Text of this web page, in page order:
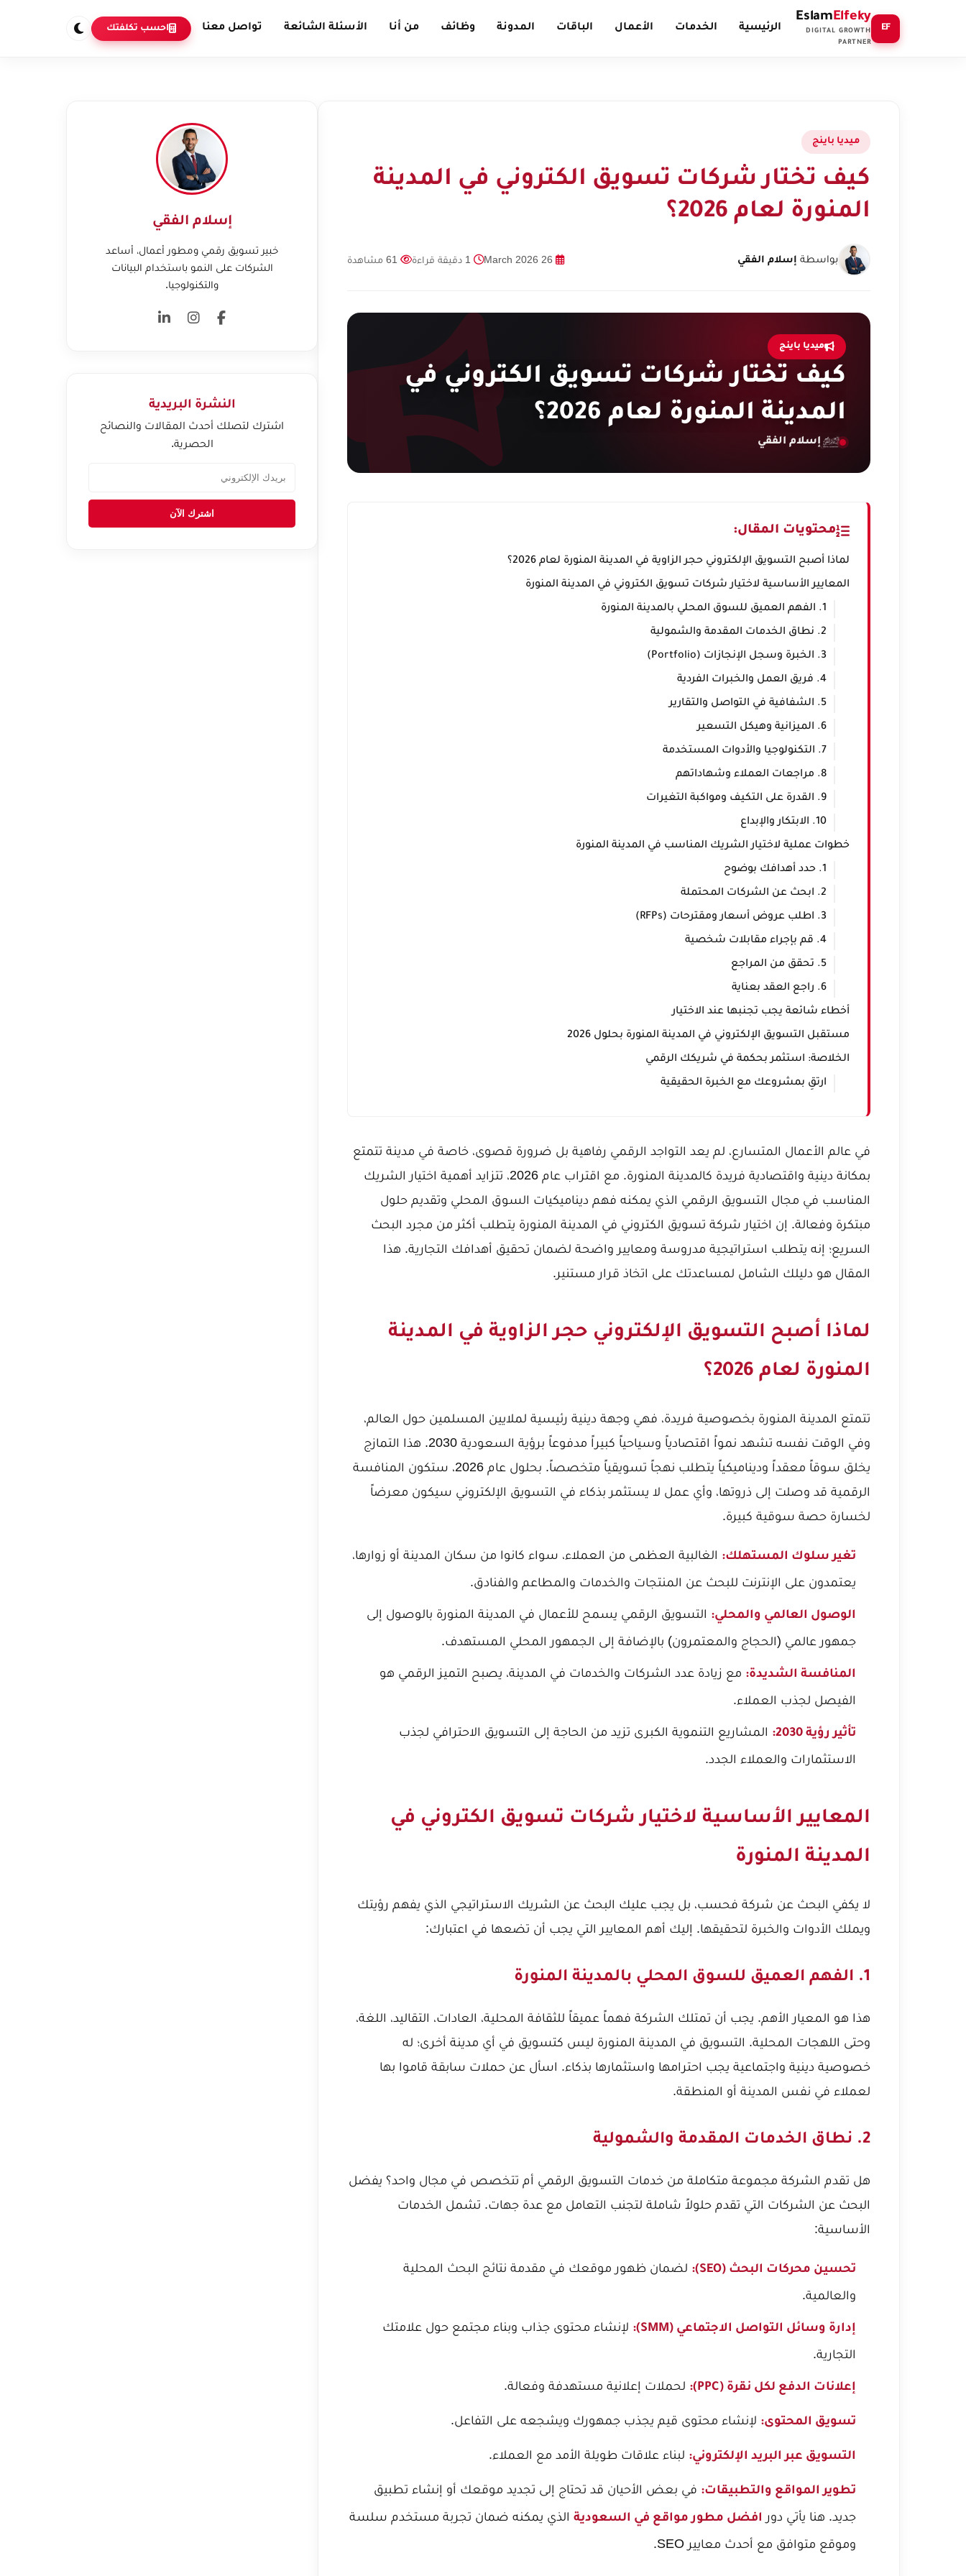
EF
EslamElfeky
DIGITAL GROWTH
PARTNER
الرئيسية الخدمات الأعمال الباقات المدونة وظائف من أنا الأسئلة الشائعة تواصل معنا احسب تكلفتك
ميديا باينج
كيف تختار شركات تسويق الكتروني في المدينة
المنورة لعام 2026؟
بواسطة إسلام الفقي
ميديا باينج
كيف تختار شركات تسويق الكتروني في
المدينة المنورة لعام 2026؟
إسلام الفقي
محتويات المقال:
لماذا أصبح التسويق الإلكتروني حجر الزاوية في المدينة المنورة لعام 2026؟
المعايير الأساسية لاختيار شركات تسويق الكتروني في المدينة المنورة
1. الفهم العميق للسوق المحلي بالمدينة المنورة
2. نطاق الخدمات المقدمة والشمولية
3. الخبرة وسجل الإنجازات (Portfolio)
4. فريق العمل والخبرات الفردية
5. الشفافية في التواصل والتقارير
6. الميزانية وهيكل التسعير
7. التكنولوجيا والأدوات المستخدمة
8. مراجعات العملاء وشهاداتهم
9. القدرة على التكيف ومواكبة التغيرات
10. الابتكار والإبداع
خطوات عملية لاختيار الشريك المناسب في المدينة المنورة
1. حدد أهدافك بوضوح
2. ابحث عن الشركات المحتملة
3. اطلب عروض أسعار ومقترحات (RFPs)
4. قم بإجراء مقابلات شخصية
5. تحقق من المراجع
6. راجع العقد بعناية
أخطاء شائعة يجب تجنبها عند الاختيار
مستقبل التسويق الإلكتروني في المدينة المنورة بحلول 2026
الخلاصة: استثمر بحكمة في شريكك الرقمي
ارتقِ بمشروعك مع الخبرة الحقيقية
في عالم الأعمال المتسارع، لم يعد التواجد الرقمي رفاهية بل ضرورة قصوى، خاصة في مدينة تتمتع
بمكانة دينية واقتصادية فريدة كالمدينة المنورة. مع اقتراب عام 2026، تتزايد أهمية اختيار الشريك
المناسب في مجال التسويق الرقمي الذي يمكنه فهم ديناميكيات السوق المحلي وتقديم حلول
مبتكرة وفعالة. إن اختيار شركة تسويق الكتروني في المدينة المنورة يتطلب أكثر من مجرد البحث
السريع؛ إنه يتطلب استراتيجية مدروسة ومعايير واضحة لضمان تحقيق أهدافك التجارية. هذا
المقال هو دليلك الشامل لمساعدتك على اتخاذ قرار مستنير.
لماذا أصبح التسويق الإلكتروني حجر الزاوية في المدينة
المنورة لعام 2026؟
تتمتع المدينة المنورة بخصوصية فريدة، فهي وجهة دينية رئيسية لملايين المسلمين حول العالم،
وفي الوقت نفسه تشهد نمواً اقتصادياً وسياحياً كبيراً مدفوعاً برؤية السعودية 2030. هذا التمازج
يخلق سوقاً معقداً وديناميكياً يتطلب نهجاً تسويقياً متخصصاً. بحلول عام 2026، ستكون المنافسة
الرقمية قد وصلت إلى ذروتها، وأي عمل لا يستثمر بذكاء في التسويق الإلكتروني سيكون معرضاً
لخسارة حصة سوقية كبيرة.
تغير سلوك المستهلك: الغالبية العظمى من العملاء، سواء كانوا من سكان المدينة أو زوارها،
يعتمدون على الإنترنت للبحث عن المنتجات والخدمات والمطاعم والفنادق.
الوصول العالمي والمحلي: التسويق الرقمي يسمح للأعمال في المدينة المنورة بالوصول إلى
جمهور عالمي (الحجاج والمعتمرون) بالإضافة إلى الجمهور المحلي المستهدف.
المنافسة الشديدة: مع زيادة عدد الشركات والخدمات في المدينة، يصبح التميز الرقمي هو
الفيصل لجذب العملاء.
تأثير رؤية 2030:
المشاريع التنموية الكبرى تزيد من الحاجة إلى التسويق الاحترافي لجذب
الاستثمارات والعملاء الجدد.
المعايير الأساسية لاختيار شركات تسويق الكتروني في
المدينة المنورة
لا يكفي البحث عن شركة فحسب، بل يجب عليك البحث عن الشريك الاستراتيجي الذي يفهم رؤيتك
ويملك الأدوات والخبرة لتحقيقها. إليك أهم المعايير التي يجب أن تضعها في اعتبارك:
1. الفهم العميق للسوق المحلي بالمدينة المنورة
هذا هو المعيار الأهم. يجب أن تمتلك الشركة فهماً عميقاً للثقافة المحلية، العادات، التقاليد، اللغة،
وحتى اللهجات المحلية. التسويق في المدينة المنورة ليس كتسويق في أي مدينة أخرى؛ له
خصوصية دينية واجتماعية يجب احترامها واستثمارها بذكاء. اسأل عن حملات سابقة قاموا بها
لعملاء في نفس المدينة أو المنطقة.
2. نطاق الخدمات المقدمة والشمولية
هل تقدم الشركة مجموعة متكاملة من خدمات التسويق الرقمي أم تتخصص في مجال واحد؟ يفضل
البحث عن الشركات التي تقدم حلولاً شاملة لتجنب التعامل مع عدة جهات. تشمل الخدمات
الأساسية:
تحسين محركات البحث (SEO):
لضمان ظهور موقعك في مقدمة نتائج البحث المحلية
والعالمية.
إدارة وسائل التواصل الاجتماعي (SMM):
لإنشاء محتوى جذاب وبناء مجتمع حول علامتك
التجارية.
إعلانات الدفع لكل نقرة (PPC): لحملات إعلانية مستهدفة وفعالة.
تسويق المحتوى: لإنشاء محتوى قيم يجذب جمهورك ويشجعه على التفاعل.
التسويق عبر البريد الإلكتروني: لبناء علاقات طويلة الأمد مع العملاء.
تطوير المواقع والتطبيقات: في بعض الأحيان قد تحتاج إلى تجديد موقعك أو إنشاء تطبيق
جديد. هنا يأتي دور افضل مطور مواقع في السعودية الذي يمكنه ضمان تجربة مستخدم سلسة
وموقع متوافق مع أحدث معايير SEO.
إسلام الفقي
خبير تسويق رقمي ومطور أعمال، أساعد
الشركات على النمو باستخدام البيانات
والتكنولوجيا.
النشرة البريدية
اشترك لتصلك أحدث المقالات والنصائح
الحصرية.
اشترك الآن